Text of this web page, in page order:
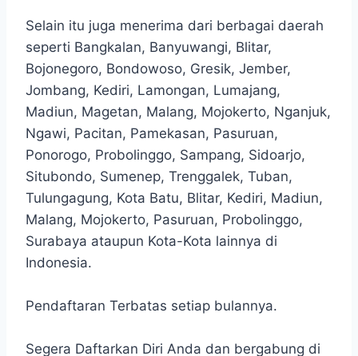
Selain itu juga menerima dari berbagai daerah
seperti Bangkalan, Banyuwangi, Blitar,
Bojonegoro, Bondowoso, Gresik, Jember,
Jombang, Kediri, Lamongan, Lumajang,
Madiun, Magetan, Malang, Mojokerto, Nganjuk,
Ngawi, Pacitan, Pamekasan, Pasuruan,
Ponorogo, Probolinggo, Sampang, Sidoarjo,
Situbondo, Sumenep, Trenggalek, Tuban,
Tulungagung, Kota Batu, Blitar, Kediri, Madiun,
Malang, Mojokerto, Pasuruan, Probolinggo,
Surabaya ataupun Kota-Kota lainnya di
Indonesia.
Pendaftaran Terbatas setiap bulannya.
Segera Daftarkan Diri Anda dan bergabung di